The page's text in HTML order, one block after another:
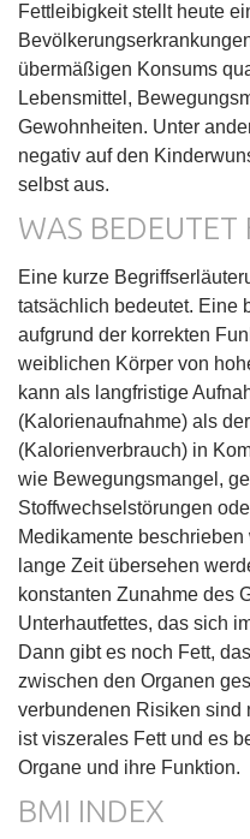
Fettleibigkeit stellt heute
übermäßigen Konsums
Lebensmittel,
Gewohnheiten. Unter
negativ auf den
selbst aus.
WAS BEDEUTET
Eine kurze
tatsächlich bedeutet. Eine
aufgrund der korrekten
weiblichen Körper von
kann als langfristige
(Kalorienaufnahme) als
(Kalorienverbrauch) in
wie Bewegungsmangel,
Stoffwechselstörungen
Medikamente
lange Zeit übersehen
konstanten Zunahme des
Unterhautfettes, das sich
Dann gibt es noch Fett,
zwischen den Organen
verbundenen Risiken sind
ist viszerales Fett und es
Organe und ihre Funktion.
BMI INDEX